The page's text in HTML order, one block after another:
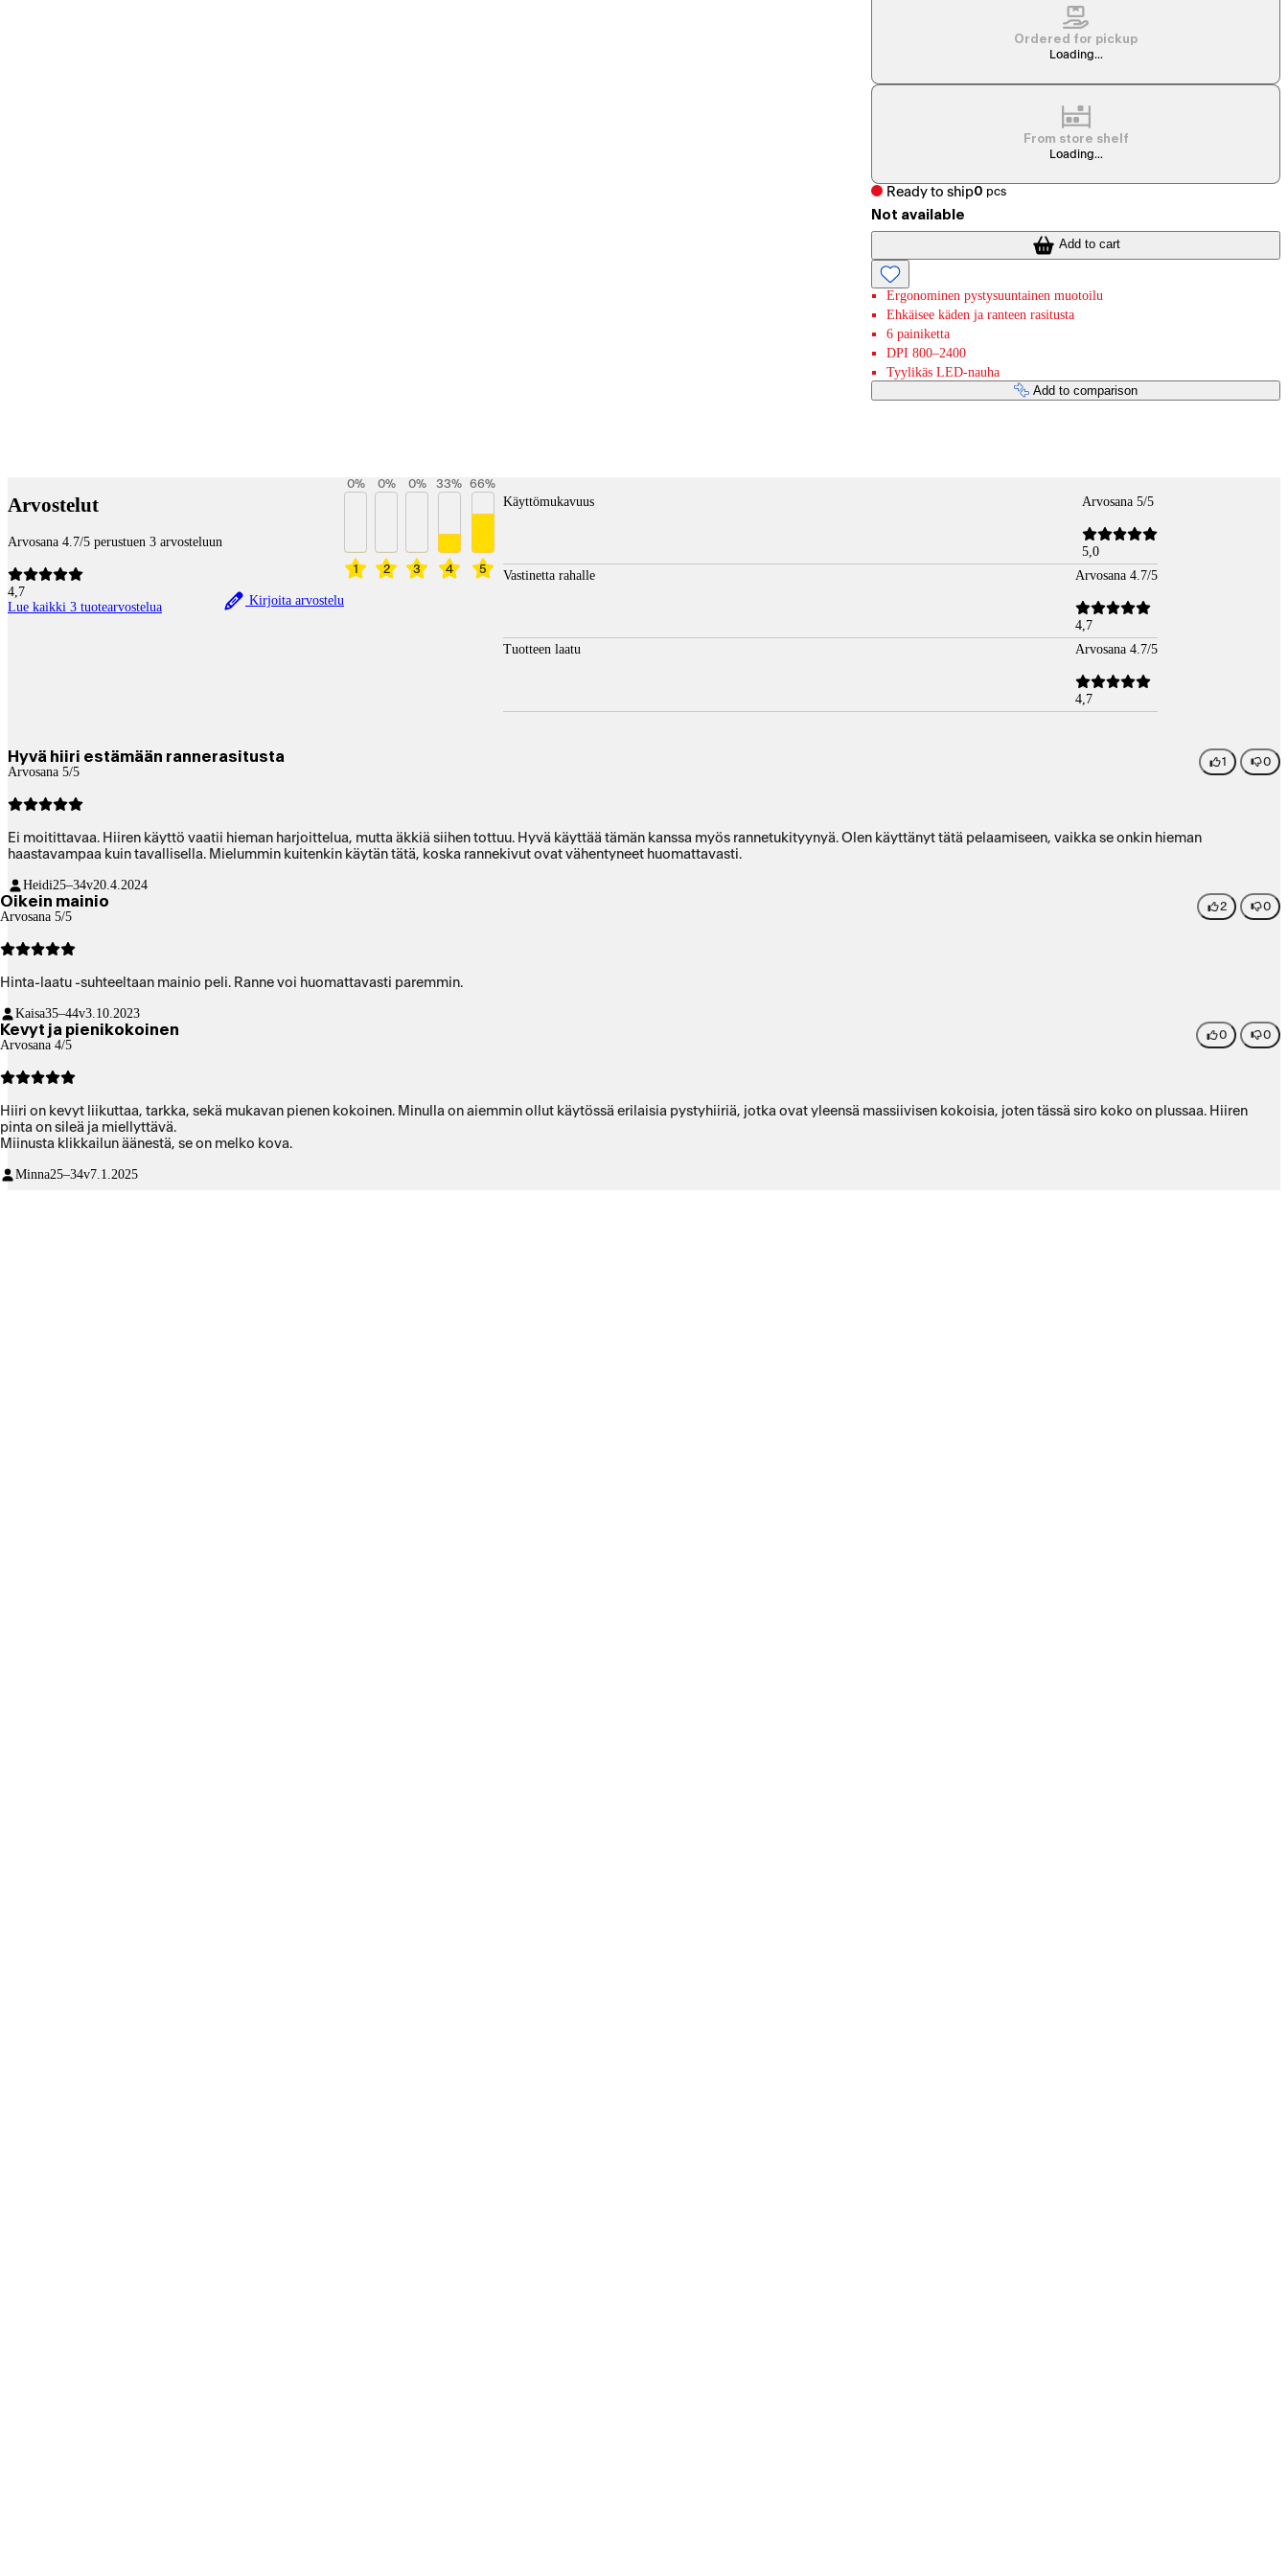
Ordered for pickup
Loading...
From store shelf
Loading...
Ready to ship0 pcs
Not available
Add to cart
Ergonominen pystysuuntainen muotoilu
Ehkäisee käden ja ranteen rasitusta
6 painiketta
DPI 800–2400
Tyylikäs LED-nauha
Add to comparison
Arvostelut
Arvosana 4.7/5 perustuen 3 arvosteluun
4,7
Lue kaikki 3 tuotearvostelua
Kirjoita arvostelu
1
0%
2
0%
3
0%
4
33%
5
66%
Käyttömukavuus Arvosana 5/5
5,0
Vastinetta rahalle
Arvosana 4.7/5
4,7
Tuotteen laatu
Arvosana 4.7/5
4,7
Hyvä hiiri estämään rannerasitusta
Arvosana 5/5
1 0
Ei moitittavaa. Hiiren käyttö vaatii hieman harjoittelua, mutta äkkiä siihen tottuu. Hyvä käyttää tämän kanssa myös rannetukityynyä. Olen käyttänyt tätä pelaamiseen, vaikka se onkin hieman
haastavampaa kuin tavallisella. Mielummin kuitenkin käytän tätä, koska rannekivut ovat vähentyneet huomattavasti.
Heidi25–34v20.4.2024
Oikein mainio
Arvosana 5/5
2 0
Hinta-laatu -suhteeltaan mainio peli. Ranne voi huomattavasti paremmin.
Kaisa35–44v3.10.2023
Kevyt ja pienikokoinen
Arvosana 4/5
0 0
Hiiri on kevyt liikuttaa, tarkka, sekä mukavan pienen kokoinen. Minulla on aiemmin ollut käytössä erilaisia pystyhiiriä, jotka ovat yleensä massiivisen kokoisia, joten tässä siro koko on plussaa. Hiiren
pinta on sileä ja miellyttävä.
Miinusta klikkailun äänestä, se on melko kova.
Minna25–34v7.1.2025